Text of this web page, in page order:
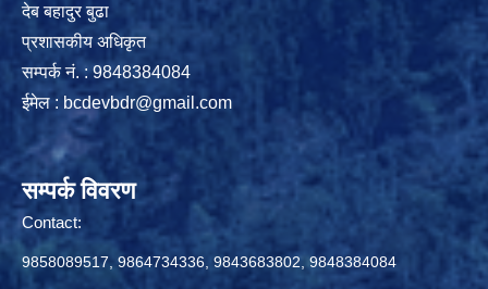
देब बहादुर बुढा
प्रशासकीय अधिकृत
सम्पर्क नं. : 9848384084
ईमेल : bcdevbdr@gmail.com
सम्पर्क विवरण
Contact:
9858089517, 9864734336, 9843683802, 9848384084